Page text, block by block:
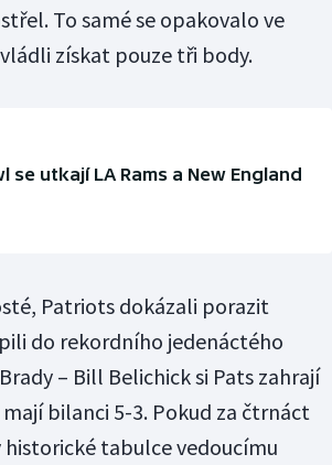
To samé se opakovalo ve
získat pouze tři body.
se utkají LA Rams a New England
Patriots dokázali porazit
do rekordního jedenáctého
– Bill Belichick si Pats zahrají
bilanci 5-3. Pokud za čtrnáct
tabulce vedoucímu